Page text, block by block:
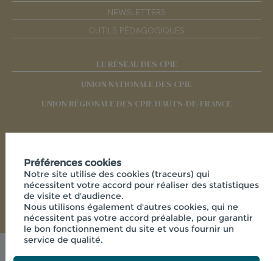
NEWSLETTERS
OUTILS PÉDAGOGIQUES
LE RÉSEAU DES CPIE
UNION NATIONALE DES CPIE
UNION RÉGIONALE DES CPIE HAUTS-DE-FRANCE
Mentions légales
Préférences cookies
Notre site utilise des cookies (traceurs) qui
nécessitent votre accord pour réaliser des statistiques
de visite et d'audience.
Nous utilisons également d'autres cookies, qui ne
nécessitent pas votre accord préalable, pour garantir
le bon fonctionnement du site et vous fournir un
service de qualité.